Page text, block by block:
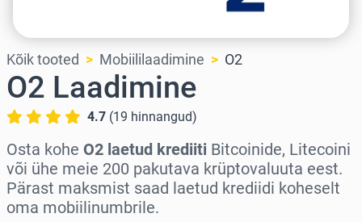
Kõik tooted Mobiililaadimine O2
O2 Laadimine
4.7 (19 hinnangud)
Osta kohe O2 laetud krediiti Bitcoinide, Litecoini
või ühe meie 200 pakutava krüptovaluuta eest.
Pärast maksmist saad laetud krediidi koheselt
oma mobiilinumbrile.